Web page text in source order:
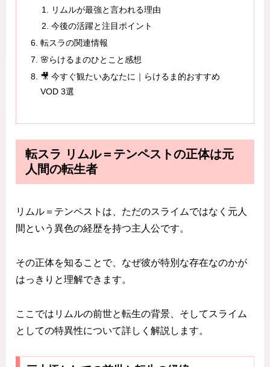
リムルが最強と言われる理由
今後の活躍と注目ポイント
転スラの関連情報
🌸らけるまのひとこと感想
🎥 今すぐ観たいあなたに｜らけるま的おすすめ
VOD 3選
転スラ リムル＝テンペストの正体は元
人間の転生者
リムル＝テンペストは、ただのスライムではなく元人
間という異色の経歴を持つ主人公です。
その正体を知ることで、なぜ彼が特別な存在なのかが
はっきりと理解できます。
ここではリムルの前世と転生の背景、そしてスライム
としての特異性について詳しく解説します。